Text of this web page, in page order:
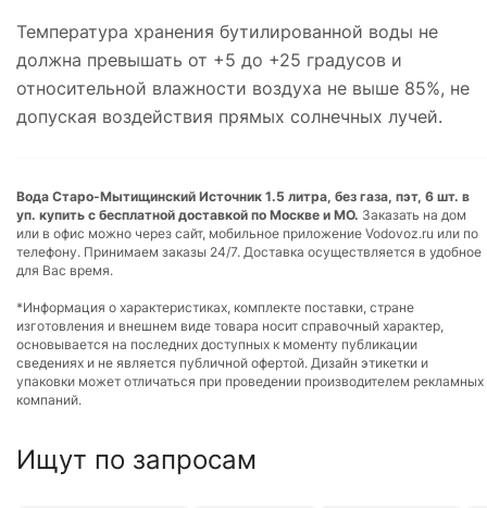
Температура хранения бутилированной воды не
должна превышать от +5 до +25 градусов и
относительной влажности воздуха не выше 85%, не
допуская воздействия прямых солнечных лучей.
Вода Старо-Мытищинский Источник 1.5 литра, без газа, пэт, 6 шт. в
уп. купить с бесплатной доставкой по Москве и МО. Заказать на дом
или в офис можно через сайт, мобильное приложение Vodovoz.ru или по
телефону. Принимаем заказы 24/7. Доставка осуществляется в удобное
для Вас время.
*Информация о характеристиках, комплекте поставки, стране
изготовления и внешнем виде товара носит справочный характер,
основывается на последних доступных к моменту публикации
сведениях и не является публичной офертой. Дизайн этикетки и
упаковки может отличаться при проведении производителем рекламных
компаний.
Ищут по запросам